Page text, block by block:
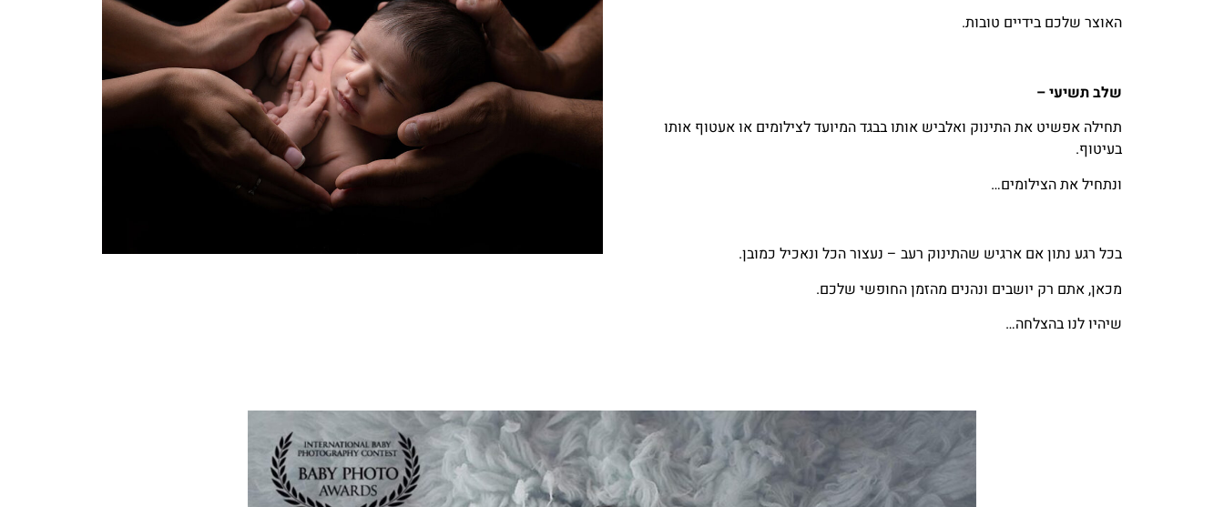
האוצר שלכם בידיים טובות.
שלב תשיעי –
תחילה אפשיט את התינוק ואלביש אותו בבגד המיועד לצילומים או אעטוף אותו
בעיטוף.
ונתחיל את הצילומים…
בכל רגע נתון אם ארגיש שהתינוק רעב – נעצור הכל ונאכיל כמובן.
מכאן, אתם רק יושבים ונהנים מהזמן החופשי שלכם.
שיהיו לנו בהצלחה…